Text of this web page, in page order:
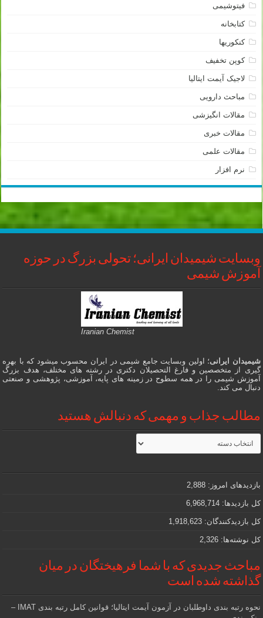
فیتوشیمی
کتابخانه
کنکوریها
کوپن تخفیف
لاجیک آیمت ایتالیا
مباحث دارویی
مقالات انگیزشی
مقالات خبری
مقالات علمی
نرم افزار
وبسایت شیمیدان ایرانی؛ تحولی بزرگ در حوزه
آموزش شیمی
Iranian Chemist
شیمیدان ایرانی؛ اولین وبسایت جامع شیمی در ایران محسوب میشود که با بهره
گیری از متخصصین و فارغ التحصیلان دکتری در رشته های مختلف، هدف بزرگ
آموزش شیمی را در همه سطوح در زمینه های پایه، آموزشی، پژوهشی و صنعتی
دنبال می کند.
مطالب جذاب و مهمی که دنبالش هستید
مطالب
جذاب
و
که
دنبالش
هستید
بازدیدهای امروز: 2,888
کل بازدیدها: 6,968,714
کل بازدیدکنند‌گان: 1,918,623
کل نوشته‌ها: 2,326
مباحث جدیدی که با شما فرهیختگان در میان
گذاشته شده است
نحوه رتبه بندی داوطلبان در آزمون آیمت ایتالیا؛ قوانین کامل رتبه بندی IMAT –